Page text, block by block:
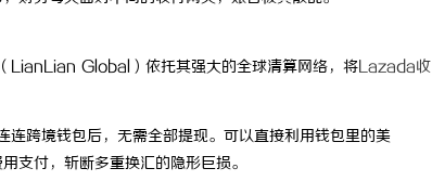
LianLian Global）依托其强大的全球清算网络，将Lazada收
跨境钱包后，无需全部提现。可以直接利用钱包里的美
支付，斩断多重换汇的隐形巨损。